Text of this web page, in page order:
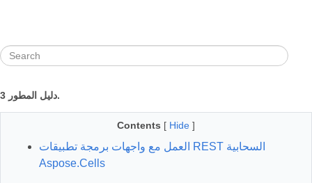
دليل المطور 3.
Contents [ Hide ]
العمل مع واجهات برمجة تطبيقات REST السحابية
Aspose.Cells